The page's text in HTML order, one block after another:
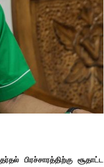
பிரச்சாரத்திற்கு சூதாட்ட